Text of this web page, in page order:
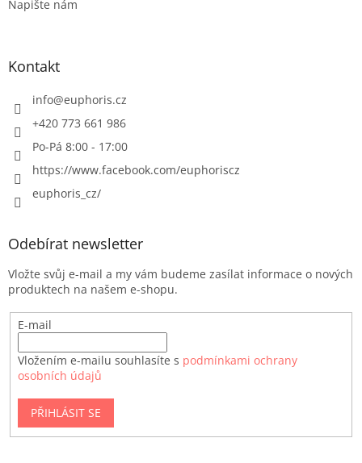
Napište nám
Kontakt
info@euphoris.cz
+420 773 661 986
Po-Pá 8:00 - 17:00
https://www.facebook.com/euphoriscz
euphoris_cz/
Odebírat newsletter
Vložte svůj e-mail a my vám budeme zasílat informace o nových
produktech na našem e-shopu.
E-mail
Vložením e-mailu souhlasíte s podmínkami ochrany
osobních údajů
PŘIHLÁSIT SE